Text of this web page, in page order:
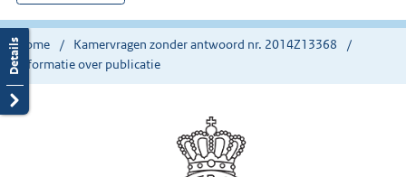
hier:
Home
Kamervragen zonder antwoord nr. 2014Z13368
Informatie over publicatie